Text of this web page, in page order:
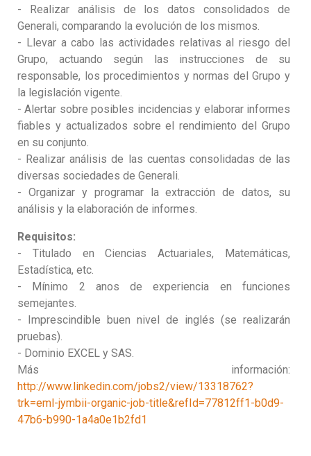
- Realizar análisis de los datos consolidados de
Generali, comparando la evolución de los mismos.
- Llevar a cabo las actividades relativas al riesgo del
Grupo, actuando según las instrucciones de su
responsable, los procedimientos y normas del Grupo y
la legislación vigente.
- Alertar sobre posibles incidencias y elaborar informes
fiables y actualizados sobre el rendimiento del Grupo
en su conjunto.
- Realizar análisis de las cuentas consolidadas de las
diversas sociedades de Generali.
- Organizar y programar la extracción de datos, su
análisis y la elaboración de informes.
Requisitos:
- Titulado en Ciencias Actuariales, Matemáticas,
Estadística, etc.
- Mínimo 2 anos de experiencia en funciones
semejantes.
- Imprescindible buen nivel de inglés (se realizarán
pruebas).
- Dominio EXCEL y SAS.
Más información:
http://www.linkedin.com/jobs2/view/13318762?
trk=eml-jymbii-organic-job-title&refId=77812ff1-b0d9-
47b6-b990-1a4a0e1b2fd1